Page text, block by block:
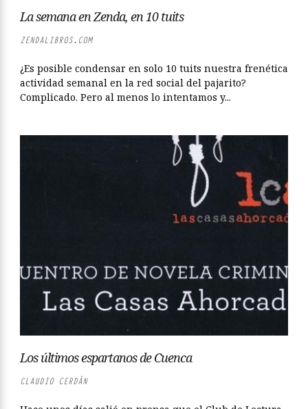
La semana en Zenda, en 10 tuits
ZENDALIBROS.COM
¿Es posible condensar en solo 10 tuits nuestra frenética
actividad semanal en la red social del pajarito?
Complicado. Pero al menos lo intentamos y...
Los últimos espartanos de Cuenca
CLAUDIO CERDÁN